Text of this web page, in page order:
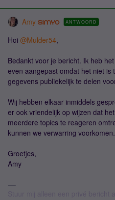
Amy ANTWOORD
Hoi @Mulder54,
Bedankt voor je bericht. Ik heb
even aangepast omdat het niet is
gegevens publiekelijk te delen
Wij hebben elkaar inmiddels
er ook vriendelijk op wijzen dat
meerdere topics te reageren
kunnen we verwarring voorkomen.
Groetjes,
Amy